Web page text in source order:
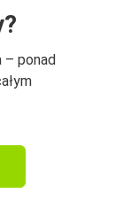
– ponad